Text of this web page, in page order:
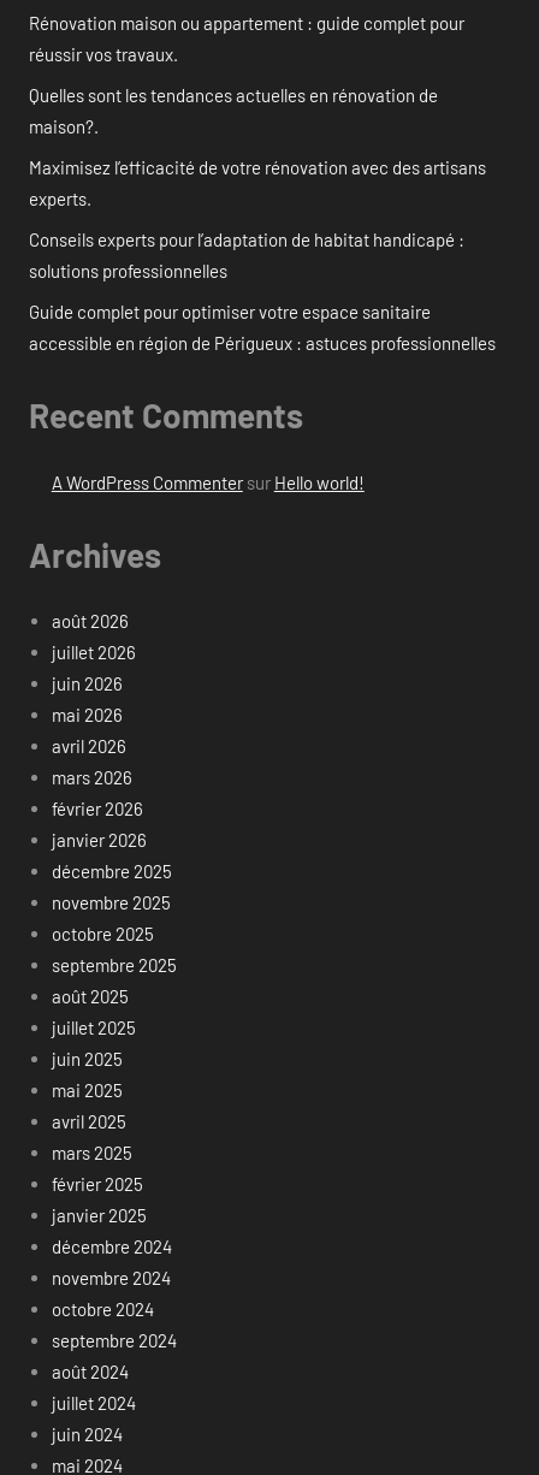
Rénovation maison ou appartement : guide complet pour
réussir vos travaux.
Quelles sont les tendances actuelles en rénovation de
maison?.
Maximisez l’efficacité de votre rénovation avec des artisans
experts.
Conseils experts pour l’adaptation de habitat handicapé :
solutions professionnelles
Guide complet pour optimiser votre espace sanitaire
accessible en région de Périgueux : astuces professionnelles
Recent Comments
A WordPress Commentersur Hello world!
Archives
août 2026
juillet 2026
juin 2026
mai 2026
avril 2026
mars 2026
février 2026
janvier 2026
décembre 2025
novembre 2025
octobre 2025
septembre 2025
août 2025
juillet 2025
juin 2025
mai 2025
avril 2025
mars 2025
février 2025
janvier 2025
décembre 2024
novembre 2024
octobre 2024
septembre 2024
août 2024
juillet 2024
juin 2024
mai 2024